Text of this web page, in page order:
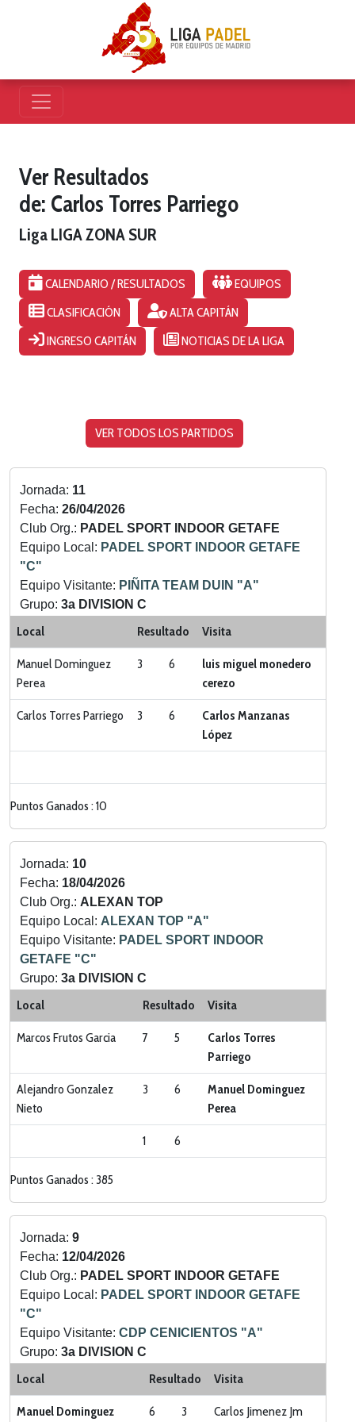
Ver Resultados
de: Carlos Torres Parriego
Liga LIGA ZONA SUR
CALENDARIO / RESULTADOS
EQUIPOS
CLASIFICACIÓN
ALTA CAPITÁN
INGRESO CAPITÁN
NOTICIAS DE LA LIGA
VER TODOS LOS PARTIDOS
Jornada: 11
Fecha: 26/04/2026
Club Org.: PADEL SPORT INDOOR GETAFE
Equipo Local: PADEL SPORT INDOOR GETAFE
"C"
Equipo Visitante: PIÑITA TEAM DUIN "A"
Grupo: 3a DIVISION C
Categoria:
LIGA ZONA SUR
Local Resultado Visita
Manuel Dominguez
Perea
3 6
luis miguel monedero
cerezo
Carlos Torres Parriego 3 6
Carlos Manzanas
López
Puntos Ganados : 10
Jornada: 10
Fecha: 18/04/2026
Club Org.: ALEXAN TOP
Equipo Local: ALEXAN TOP "A"
Equipo Visitante: PADEL SPORT INDOOR
GETAFE "C"
Grupo: 3a DIVISION C
Categoria:
LIGA ZONA SUR
Local Resultado Visita
Marcos Frutos Garcia 7 5
Carlos Torres
Parriego
Alejandro Gonzalez
Nieto
3 6
Manuel Dominguez
Perea
1 6
Puntos Ganados : 385
Jornada: 9
Fecha: 12/04/2026
Club Org.: PADEL SPORT INDOOR GETAFE
Equipo Local: PADEL SPORT INDOOR GETAFE
"C"
Equipo Visitante: CDP CENICIENTOS "A"
Grupo: 3a DIVISION C
Categoria:
LIGA ZONA SUR
Local Resultado Visita
Manuel Dominguez 6 3 Carlos Jimenez Jm